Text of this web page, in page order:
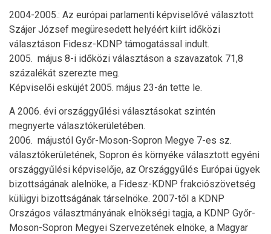
2004-2005.: Az európai parlamenti képviselővé választott
Szájer József megüresedett helyéért kiírt időközi
választáson Fidesz-KDNP támogatással indult.
2005. május 8-i időközi választáson a szavazatok 71,8
százalékát szerezte meg.
Képviselői esküjét 2005. május 23-án tette le.
A 2006. évi országgyűlési választásokat szintén
megnyerte választókerületében.
2006. májustól Győr-Moson-Sopron Megye 7-es sz.
választókerületének, Sopron és környéke választott egyéni
országgyűlési képviselője, az Országgyűlés Európai ügyek
bizottságának alelnöke, a Fidesz-KDNP frakciószövetség
külügyi bizottságának társelnöke. 2007-től a KDNP
Országos választmányának elnökségi tagja, a KDNP Győr-
Moson-Sopron Megyei Szervezetének elnöke, a Magyar